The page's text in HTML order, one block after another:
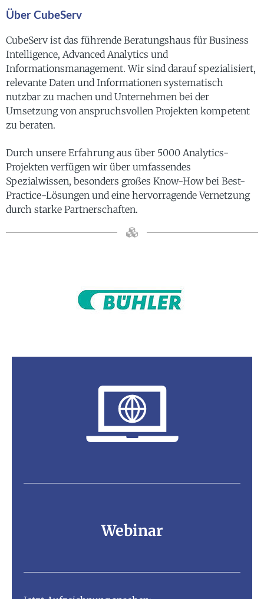
Über CubeServ
CubeServ ist das führende Beratungshaus für Business
Intelligence, Advanced Analytics und
Informationsmanagement. Wir sind darauf spezialisiert,
relevante Daten und Informationen systematisch
nutzbar zu machen und Unternehmen bei der
Umsetzung von anspruchsvollen Projekten kompetent
zu beraten.
Durch unsere Erfahrung aus über 5000 Analytics-
Projekten verfügen wir über umfassendes
Spezialwissen, besonders großes Know-How bei Best-
Practice-Lösungen und eine hervorragende Vernetzung
durch starke Partnerschaften.
Webinar